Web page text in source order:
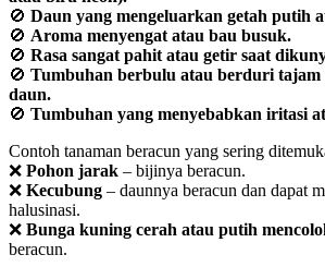
🚫 Daun yang mengeluarkan getah putih
🚫 Aroma menyengat atau bau busuk.
🚫 Rasa sangat pahit atau getir saat
🚫 Tumbuhan berbulu atau berduri tajam
daun.
🚫 Tumbuhan yang menyebabkan iritasi
Contoh tanaman beracun yang sering
❌ Pohon jarak – bijinya beracun.
❌ Kecubung – daunnya beracun dan dapat
halusinasi.
❌ Bunga kuning cerah atau putih
beracun.